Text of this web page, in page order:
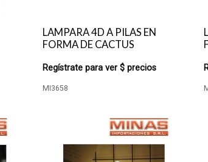
LAMPARA 4D A PILAS EN
FORMA DE CACTUS
Regístrate para ver $ precios
MI3658